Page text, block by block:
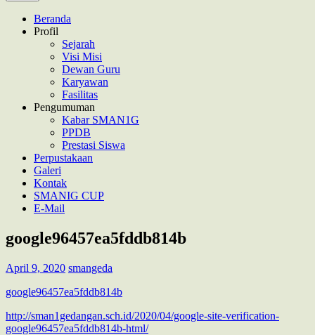
Beranda
Profil
Sejarah
Visi Misi
Dewan Guru
Karyawan
Fasilitas
Pengumuman
Kabar SMAN1G
PPDB
Prestasi Siswa
Perpustakaan
Galeri
Kontak
SMANIG CUP
E-Mail
google96457ea5fddb814b
April 9, 2020 smangeda
google96457ea5fddb814b
Navigasi
http://sman1gedangan.sch.id/2020/04/google-site-verification-
google96457ea5fddb814b-html/